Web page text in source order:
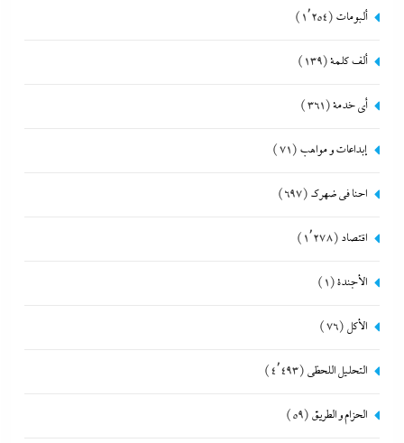
ألبومات (1٬254)
ألف كلمة(139)
أي خدمة(361)
إبداعات و مواهب (71)
احنا في ضهرك (697)
اقتصاد (1٬278)
الأجندة(1)
الأكل (76)
التحليل اللحظي (4٬493)
الحزام و الطريق (59)